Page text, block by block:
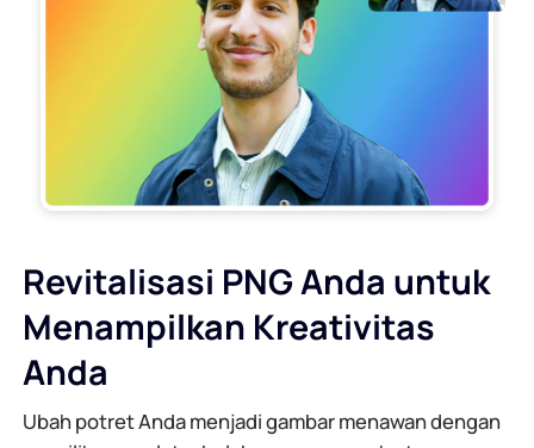
Revitalisasi PNG Anda untuk
Menampilkan Kreativitas
Anda
Ubah potret Anda menjadi gambar menawan dengan